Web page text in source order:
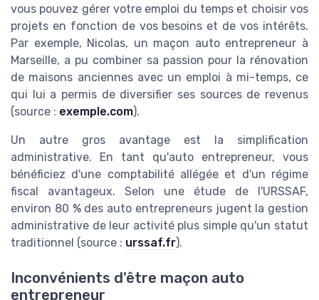
vous pouvez gérer votre emploi du temps et choisir vos
projets en fonction de vos besoins et de vos intérêts.
Par exemple, Nicolas, un maçon auto entrepreneur à
Marseille, a pu combiner sa passion pour la rénovation
de maisons anciennes avec un emploi à mi-temps, ce
qui lui a permis de diversifier ses sources de revenus
(source : exemple.com).
Un autre gros avantage est la simplification
administrative. En tant qu'auto entrepreneur, vous
bénéficiez d'une comptabilité allégée et d'un régime
fiscal avantageux. Selon une étude de l'URSSAF,
environ 80 % des auto entrepreneurs jugent la gestion
administrative de leur activité plus simple qu'un statut
traditionnel (source : urssaf.fr).
Inconvénients d'être maçon auto
entrepreneur